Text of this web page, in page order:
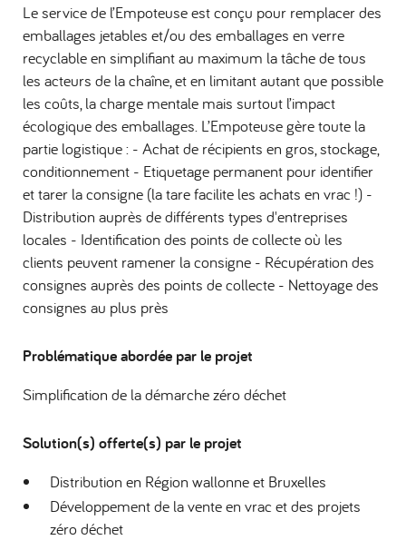
Le service de l’Empoteuse est conçu pour remplacer des
emballages jetables et/ou des emballages en verre
recyclable en simplifiant au maximum la tâche de tous
les acteurs de la chaîne, et en limitant autant que possible
les coûts, la charge mentale mais surtout l’impact
écologique des emballages. L’Empoteuse gère toute la
partie logistique : - Achat de récipients en gros, stockage,
conditionnement - Etiquetage permanent pour identifier
et tarer la consigne (la tare facilite les achats en vrac !) -
Distribution auprès de différents types d'entreprises
locales - Identification des points de collecte où les
clients peuvent ramener la consigne - Récupération des
consignes auprès des points de collecte - Nettoyage des
consignes au plus près
Problématique abordée par le projet
Simplification de la démarche zéro déchet
Solution(s) offerte(s) par le projet
Distribution en Région wallonne et Bruxelles
Développement de la vente en vrac et des projets
zéro déchet